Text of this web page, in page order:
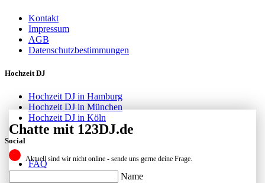
Kontakt
Impressum
AGB
Datenschutzbestimmungen
Hochzeit DJ
Hochzeit DJ in Hamburg
Hochzeit DJ in München
Hochzeit DJ in Köln
Social
FAQ
Facebook
Chatte mit 123DJ.de
Aktuell sind wir nicht online - sende uns gerne deine Frage.
Name